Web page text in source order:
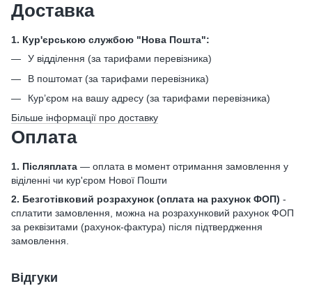
Доставка
1. Кур'єрською службою "Нова Пошта":
У відділення (за тарифами перевізника)
В поштомат (за тарифами перевізника)
Кур’єром на вашу адресу (за тарифами перевізника)
Більше інформації про доставку
Оплата
1. Післяплата — оплата в момент отримання замовлення у
віділенні чи кур'єром Нової Пошти
2. Безготівковий розрахунок (оплата на рахунок ФОП) -
сплатити замовлення, можна на розрахунковий рахунок ФОП
за реквізитами (рахунок-фактура) після підтвердження
замовлення.
Відгуки